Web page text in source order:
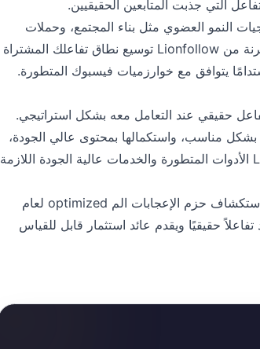
التي جذبت المتابعين الحقيقيين.
النمو العضوي مثل بناء المجتمع، وحملات
المحتوى الذي ينشئه المستخدم، والتعاون مع المؤثرين. تتيح لك الحزم المرنة من Lionfollow توسيع نطاق تفاعلك المشتراة
يتوافق مع خوارزميات فيسبوك المتطورة.
يقود بشكل فعال إلى تفاعل حقيقي عند التعامل معه بشكل استراتيجي.
بشكل مناسب، واستكمالها بمحتوى عالي الجودة،
يمكنك خلق نمو حقيقي يتحول إلى نتائج عمل ذات معنى. توفر Lionfollow الأدوات المتطورة والخدمات عالية الجودة اللازمة
لاستكشاف حزم الإعجابات الم optimized لعام
حقيقيًا ويقدم عائد استثمار قابل للقياس